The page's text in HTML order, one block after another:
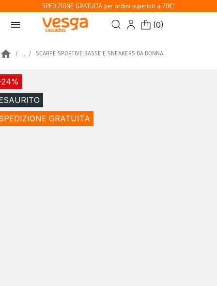
SPEDIZIONE GRATUITA per ordini superiori a 70€*
menu (0)
home ... SCARPE SPORTIVE BASSE E SNEAKERS DA DONNA
GRATUITA